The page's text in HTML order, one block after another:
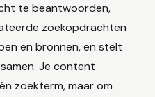
te beantwoorden,
zoekopdrachten
en bronnen, en stelt
Je content
zoekterm, maar om